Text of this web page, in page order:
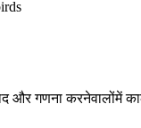
और गणना करनेवालोंमें